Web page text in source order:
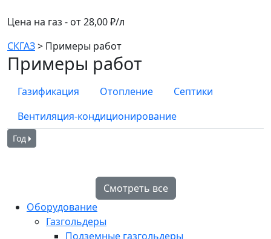
Цена на газ - от 28,00 ₽/л
СКГАЗ> Примеры работ
Примеры работ
Газификация Отопление
Септики
Вентиляция-кондиционирование
Год
Смотреть все
Оборудование
Газгольдеры
Подземные газгольдеры